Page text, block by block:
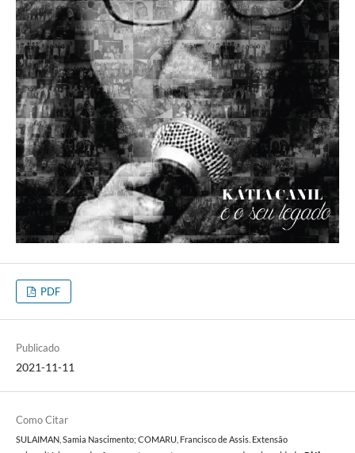
PDF
Publicado
2021-11-11
Como Citar
SULAIMAN, Samia Nascimento; COMARU, Francisco de Assis. Extensão